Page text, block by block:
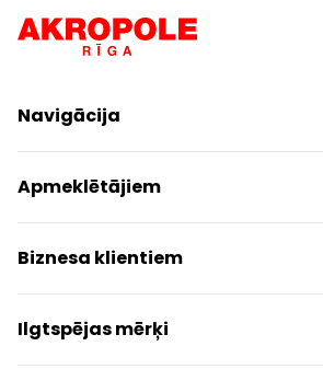
Navigācija
Iepirkšanās
Pakalpojumi
Izklaides
Restorāni
Apmeklētājiem
Centra plāns
Dzīvniekiem draudzīgs
Kontakti
Akcijas
Biznesa klientiem
Kontakti
Paziņojums presei
Ilgtspējas mērķi